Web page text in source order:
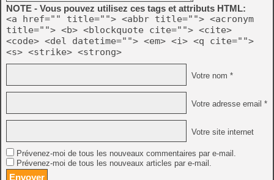
NOTE - Vous pouvez utilisez ces tags et attributs HTML:
<a href="" title=""> <abbr title=""> <acronym
title=""> <b> <blockquote cite=""> <cite>
<code> <del datetime=""> <em> <i> <q cite="">
<s> <strike> <strong>
Votre nom *
Votre adresse email *
Votre site internet
Prévenez-moi de tous les nouveaux commentaires par e-mail.
Prévenez-moi de tous les nouveaux articles par e-mail.